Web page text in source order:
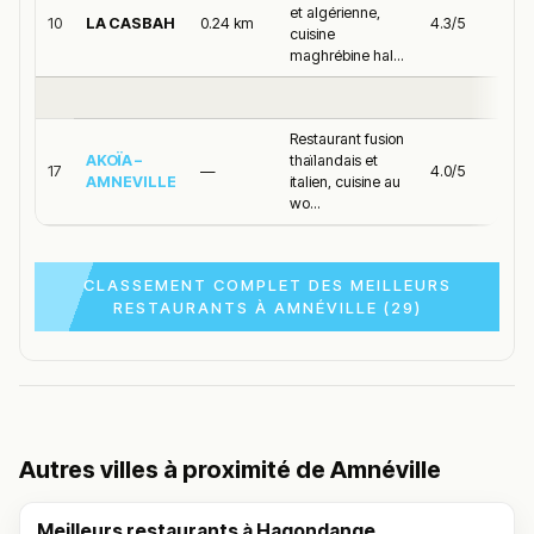
Améliorer la fiche de cet
10 LA CASBAH 0.24 km
et algérienne,
cuisine
maghrébine hal...
4.3/5
17
AKOÏA –
AMNEVILLE
—
Restaurant fusion
thaïlandais et
italien, cuisine au
wo...
4.0/5
CLASSEMENT COMPLET DES MEILLEURS
RESTAURANTS À AMNÉVILLE (29)
Autres villes à proximité de Amnéville